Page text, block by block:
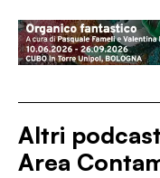
Altri
Area